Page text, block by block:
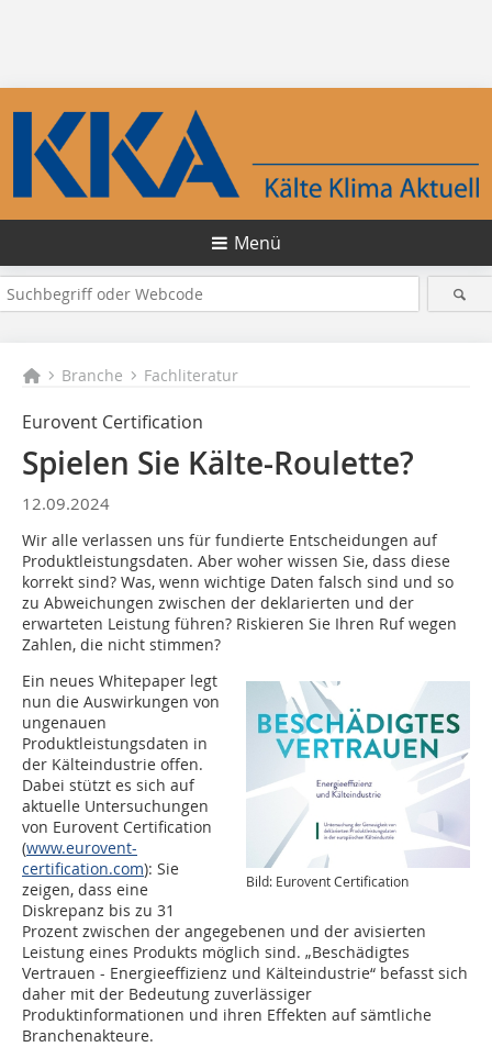
Menü
Branche Fachliteratur
Eurovent Certification
Spielen Sie Kälte-Roulette?
12.09.2024
Wir alle verlassen uns für fundierte Entscheidungen auf
Produktleistungsdaten. Aber woher wissen Sie, dass diese
korrekt sind? Was, wenn wichtige Daten falsch sind und so
zu Abweichungen zwischen der deklarierten und der
erwarteten Leistung führen? Riskieren Sie Ihren Ruf wegen
Zahlen, die nicht stimmen?
Bild: Eurovent Certification
Ein neues Whitepaper legt
nun die Auswirkungen von
ungenauen
Produktleistungsdaten in
der Kälteindustrie offen.
Dabei stützt es sich auf
aktuelle Untersuchungen
von Eurovent Certification
(www.eurovent-
certification.com): Sie
zeigen, dass eine
Diskrepanz bis zu 31
Prozent zwischen der angegebenen und der avisierten
Leistung eines Produkts möglich sind. „Beschädigtes
Vertrauen - Energieeffizienz und Kälteindustrie“ befasst sich
daher mit der Bedeutung zuverlässiger
Produktinformationen und ihren Effekten auf sämtliche
Branchenakteure.